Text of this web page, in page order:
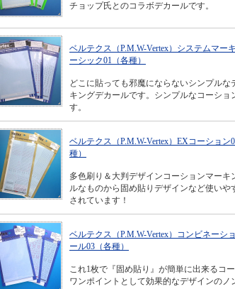
チョップ氏とのコラボデカールです。
ベルテクス（P.M.W-Vertex）システムマー
ーシック01（各種）
どこに貼っても邪魔にならないシンプルな
キングデカールです。シンプルなコーショ
す。
ベルテクス（P.M.W-Vertex）EXコーション
種）
多色刷り＆大判デザインコーションマーキ
ルなものから固め貼りデザインなど使いや
されています！
ベルテクス（P.M.W-Vertex）コンビネーシ
ール03（各種）
これ1枚で『固め貼り』が簡単に出来るコ
ワンポイントとして効果的なデザインのノ